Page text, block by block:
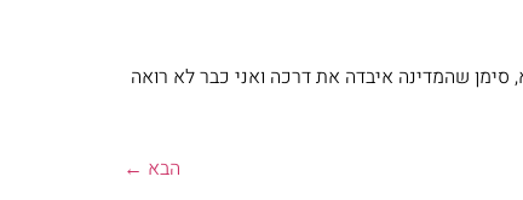
שהמדינה איבדה את דרכה ואני כבר לא רואה
הבא ←